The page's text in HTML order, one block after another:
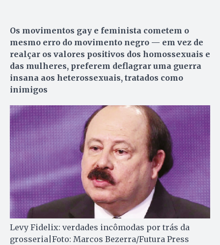
Os movimentos gay e feminista cometem o
mesmo erro do movimento negro — em vez de
realçar os valores positivos dos homossexuais e
das mulheres, preferem deflagrar uma guerra
insana aos heterossexuais, tratados como
inimigos
Levy Fidelix: verdades incômodas por trás da
grosseria|Foto: Marcos Bezerra/Futura Press